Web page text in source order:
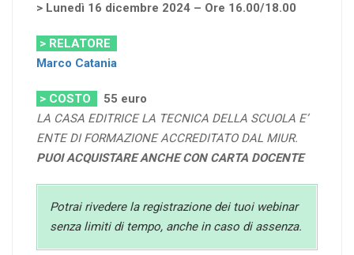
> Lunedì 16 dicembre 2024 – Ore 16.00/18.00
> RELATORE
Marco Catania
> COSTO
55 euro
LA CASA EDITRICE LA TECNICA DELLA SCUOLA E’
ENTE DI FORMAZIONE ACCREDITATO DAL MIUR.
PUOI ACQUISTARE ANCHE CON CARTA DOCENTE
Potrai rivedere la registrazione dei tuoi webinar
senza limiti di tempo, anche in caso di assenza.